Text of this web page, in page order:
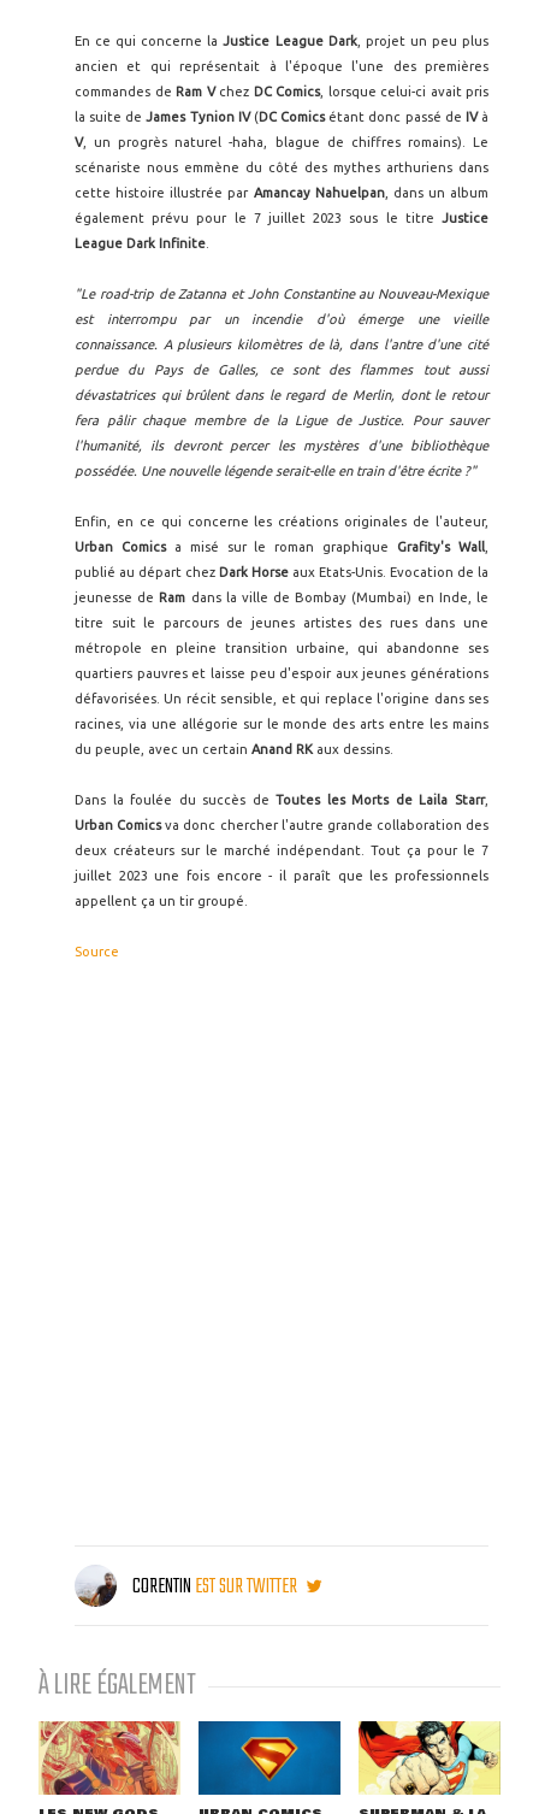
En ce qui concerne laJustice League Dark, projet un peu plus
ancien et qui représentait à l'époque l'une des premières
commandes de Ram Vchez DC Comics, lorsque celui-ci avait pris
la suite deJames Tynion IV(DC Comicsétant donc passé de IVà
V, un progrès naturel -haha, blague de chiffres romains). Le
scénariste nous emmène du côté des mythes arthuriens dans
cette histoire illustrée par Amancay Nahuelpan, dans un album
également prévu pour le 7 juillet 2023 sous le titre Justice
League Dark Infinite
"Le road-trip de Zatanna et John Constantine au Nouveau-Mexique
est interrompu par un incendie d'où émerge une vieille
connaissance. A plusieurs kilomètres de là, dans l'antre d'une cité
perdue du Pays de Galles, ce sont des flammes tout aussi
dévastatrices qui brûlent dans le regard de Merlin, dont le retour
fera pâlir chaque membre de la Ligue de Justice. Pour sauver
l'humanité, ils devront percer les mystères d'une bibliothèque
possédée. Une nouvelle légende serait-elle en train d'être écrite ?"
Enfin, en ce qui concerne les créations originales de l'auteur,
Urban Comicsa misé sur le roman graphique Grafity's Wall
publié au départ chez Dark Horse aux Etats-Unis. Evocation de la
jeunesse de Ram dans la ville de Bombay (Mumbai) en Inde, le
titre suit le parcours de jeunes artistes des rues dans une
métropole en pleine transition urbaine, qui abandonne ses
quartiers pauvres et laisse peu d'espoir aux jeunes générations
défavorisées. Un récit sensible, et qui replace l'origine dans ses
racines, via une allégorie sur le monde des arts entre les mains
du peuple, avec un certain Anand RK aux dessins.
Dans la foulée du succès deToutes les Morts de Laila Starr,
Urban Comicsva donc chercher l'autre grande collaboration des
deux créateurs sur le marché indépendant. Tout ça pour le 7
juillet 2023 une fois encore - il paraît que les professionnels
appellent ça un tir groupé.
Source
CORENTINEST SUR TWITTER
À LIRE ÉGALEMENT